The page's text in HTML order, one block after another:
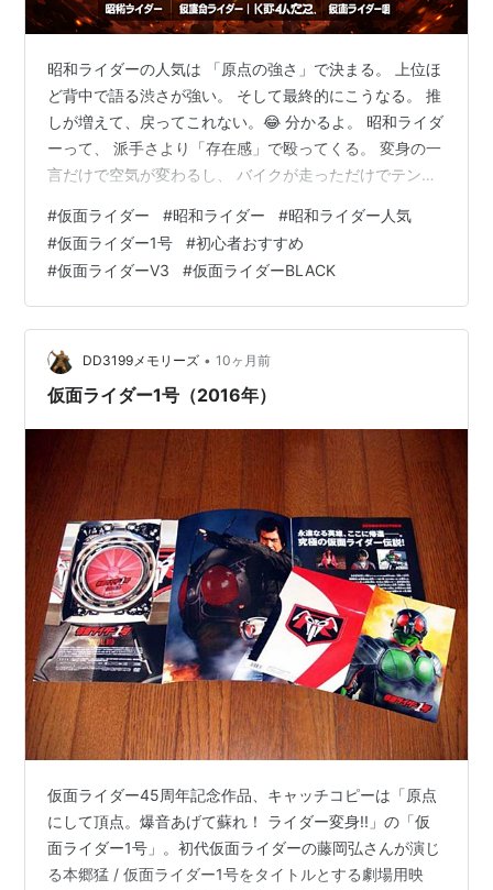
昭和ライダーの人気は 「原点の強さ」で決まる。 上位ほ
ど背中で語る渋さが強い。 そして最終的にこうなる。 推
しが増えて、戻ってこれない。😂 分かるよ。 昭和ライダ
ーって、 派手さより「存在感」で殴ってくる。 変身の一
言だけで空気が変わるし、 バイクが走っただけでテンシ
TOP10を 「定番度」 「語られ続ける度」 「支持の厚
さ」 という傾向でまとめる。 ※公式投票の確定順位じゃ
ないから、 推しが入ってなくても怒らないで。🙏 その代
わり 「なぜ人気なのか」 は一言で分かるように解説す
る。🎯 まず前提：このランキングの基準 昭和ライダー人
気TOP…
#仮面ライダー #昭和ライダー #昭和ライダー人気
#仮面ライダー1号 #初心者おすすめ
#仮面ライダーV3 #仮面ライダーBLACK
DD3199メモリーズ • 10ヶ月前
仮面ライダー1号（2016年）
仮面ライダー45周年記念作品、キャッチコピーは「原点
にして頂点。爆音あげて蘇れ！ ライダー変身!!」の「仮
面ライダー1号」。初代仮面ライダーの藤岡弘さんが演じ
る本郷猛 / 仮面ライダー1号をタイトルとする劇場用映